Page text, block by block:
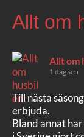
Allt om
Allt om
1 dag sen
Till nästa
erbjuda.
Bland annat